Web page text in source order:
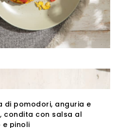
di pomodori, anguria e
condita con salsa al
e pinoli